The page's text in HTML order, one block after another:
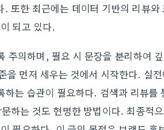
또한 최근에는 데이터 기반의 리뷰
되고 있다.
의하며, 필요 시 문장을 분리하여
을 먼저 세우는 것에서 시작한다. 실
는 습관이 필요하다. 검색과 리뷰를
하는 것도 현명한 방법이다. 최종적